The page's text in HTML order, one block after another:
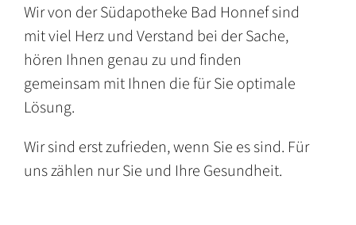
Wir von der Südapotheke Bad Honnef sind
mit viel Herz und Verstand bei der Sache,
hören Ihnen genau zu und finden
gemeinsam mit Ihnen die für Sie optimale
Lösung.
Wir sind erst zufrieden, wenn Sie es sind. Für
uns zählen nur Sie und Ihre Gesundheit.